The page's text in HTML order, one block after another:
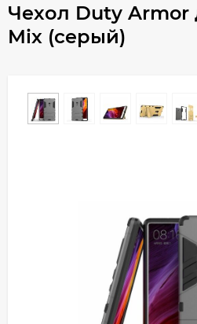
Чехол Duty Armor
Mix (серый)